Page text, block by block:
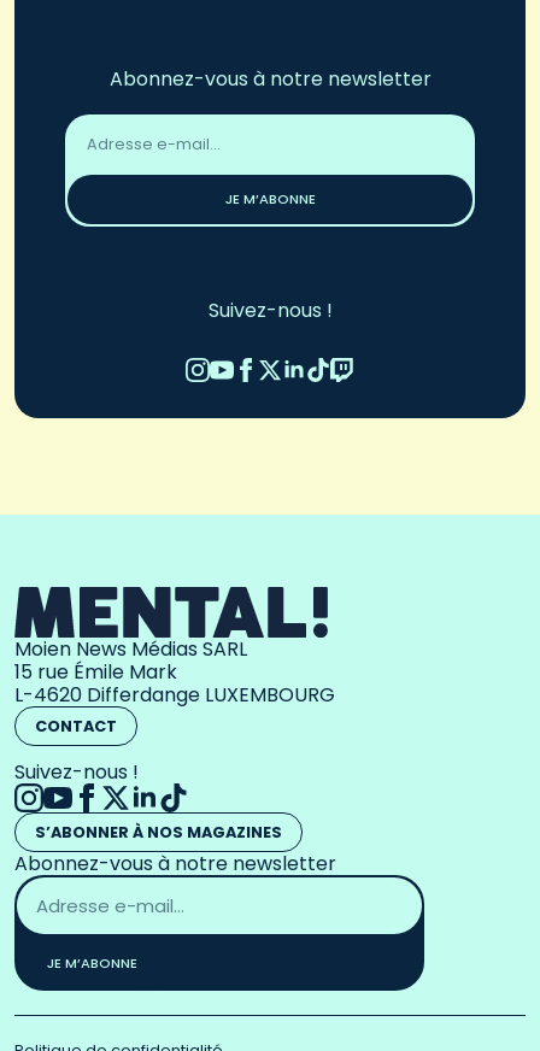
Abonnez-vous à notre newsletter
Adresse
email
JE M’ABONNE
Suivez-nous !
Moien News Médias SARL
15 rue Émile Mark
L-4620 Differdange LUXEMBOURG
CONTACT
Suivez-nous !
S’ABONNER À NOS MAGAZINES
Abonnez-vous à notre newsletter
Adresse
email
*
JE M’ABONNE